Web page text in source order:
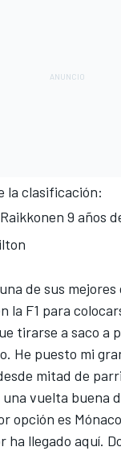
la clasificación:
9 años
de sus
la F1 para
tirarse a saco a
He puesto mi
mitad de
una vuelta buena
opción es
ha llegado aquí.